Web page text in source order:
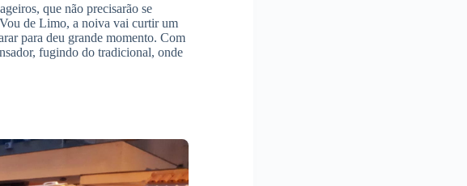
que não precisarão se
de Limo, a noiva vai curtir um
para deu grande momento. Com
fugindo do tradicional, onde